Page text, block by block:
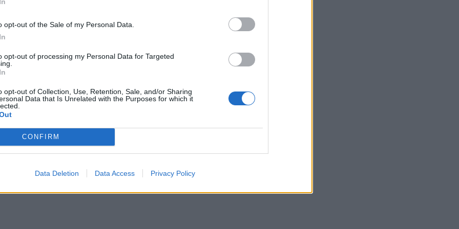
opt-out of the Sale of my Personal Data.
opt-out of processing my Personal Data for Targeted
opt-out of Collection, Use, Retention, Sale, and/or Sharing
Data that Is Unrelated with the Purposes for which it
CONFIRM
Data Deletion Data Access Privacy Policy
εξήγηση για τέτοιου είδους περιστατικά
που περνούν πάνω από
καταιγίδων.